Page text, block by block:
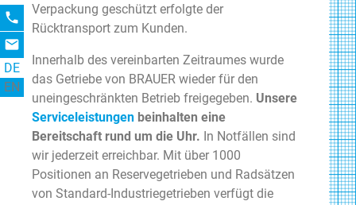
Verpackung geschützt erfolgte der
Rücktransport zum Kunden.
Innerhalb des vereinbarten Zeitraumes wurde
das Getriebe von BRAUER wieder für den
uneingeschränkten Betrieb freigegeben. Unsere
Serviceleistungen beinhalten eine
Bereitschaft rund um die Uhr. In Notfällen sind
wir jederzeit erreichbar. Mit über 1000
Positionen an Reservegetrieben und Radsätzen
von Standard-Industriegetrieben verfügt die
phone
email
DE
EN